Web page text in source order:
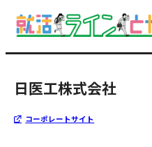
日医工株式会社
コーポレートサイト